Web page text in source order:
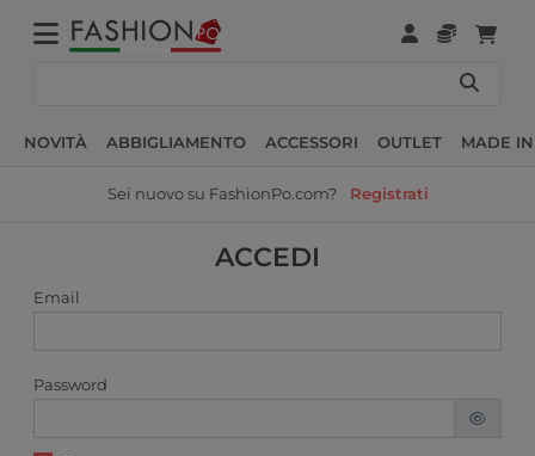
NOVITÀ ABBIGLIAMENTO ACCESSORI OUTLET MADE
Sei nuovo su FashionPo.com? Registrati
ACCEDI
Email
Password